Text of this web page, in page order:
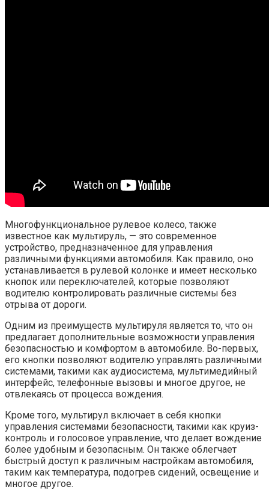
Многофункциональное рулевое колесо, также
известное как мультируль, — это современное
устройство, предназначенное для управления
различными функциями автомобиля. Как правило, оно
устанавливается в рулевой колонке и имеет несколько
кнопок или переключателей, которые позволяют
водителю контролировать различные системы без
отрыва от дороги.
Одним из преимуществ мультируля является то, что он
предлагает дополнительные возможности управления
безопасностью и комфортом в автомобиле. Во-первых,
его кнопки позволяют водителю управлять различными
системами, такими как аудиосистема, мультимедийный
интерфейс, телефонные вызовы и многое другое, не
отвлекаясь от процесса вождения.
Кроме того, мультирул включает в себя кнопки
управления системами безопасности, такими как круиз-
контроль и голосовое управление, что делает вождение
более удобным и безопасным. Он также облегчает
быстрый доступ к различным настройкам автомобиля,
таким как температура, подогрев сидений, освещение и
многое другое.